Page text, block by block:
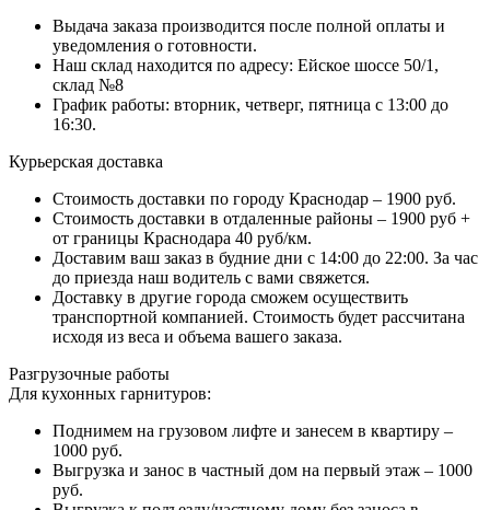
Выдача заказа производится после полной оплаты и
уведомления о готовности.
Наш склад находится по адресу: Ейское шоссе 50/1,
склад №8
График работы: вторник, четверг, пятница с 13:00 до
16:30.
Курьерская доставка
Стоимость доставки по городу Краснодар – 1900 руб.
Стоимость доставки в отдаленные районы – 1900 руб +
от границы Краснодара 40 руб/км.
Доставим ваш заказ в будние дни с 14:00 до 22:00. За час
до приезда наш водитель с вами свяжется.
Доставку в другие города сможем осуществить
транспортной компанией. Стоимость будет рассчитана
исходя из веса и объема вашего заказа.
Разгрузочные работы
Для кухонных гарнитуров:
Поднимем на грузовом лифте и занесем в квартиру –
1000 руб.
Выгрузка и занос в частный дом на первый этаж – 1000
руб.